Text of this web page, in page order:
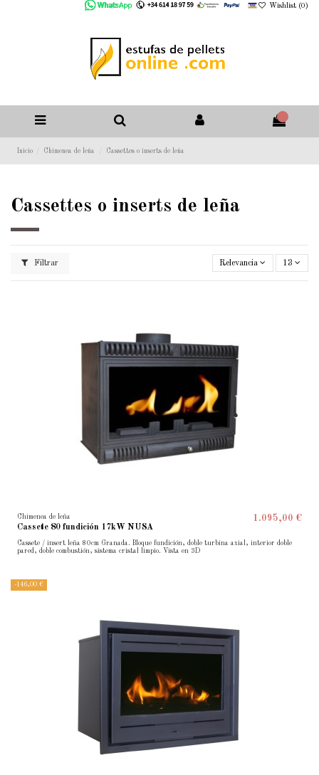
Wishlist (0 )
Inicio Chimenea de leña Cassettes o inserts de leña
Cassettes o inserts de leña
Filtrar Relevancia 13
Chimenea de leña
Cassete 80 fundición 17kW NUSA
1.095,00 €
Cassete / insert leña 80cm Granada. Bloque fundición, doble turbina axial, interior doble
pared, doble combustión, sistema cristal limpio. Vista en 3D
-146,00 €